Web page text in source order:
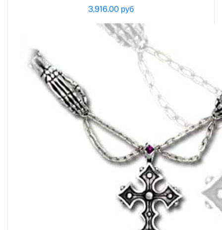
3,916.00 руб